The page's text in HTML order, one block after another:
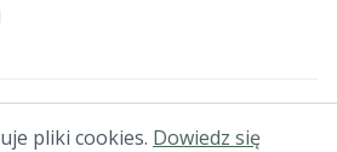
Wszelkie prawa zastrzeżone.
pliki cookies. Dowiedz się